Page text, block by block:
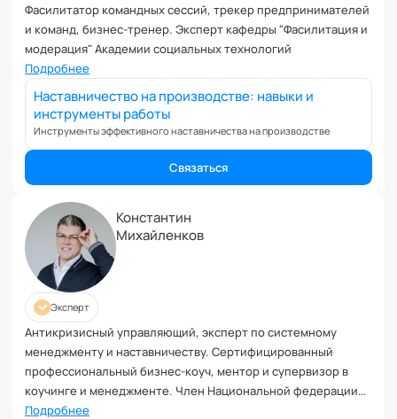
Формирование команд
Целеполагание и планирование
Эмоциональный интеллект
Фасилитатор командных сессий, трекер предпринимателей
и команд, бизнес-тренер. Эксперт кафедры "Фасилитация и
модерация" Академии социальных технологий
Подробнее
Наставничество на производстве: навыки и
инструменты работы
Инструменты эффективного наставничества на производстве
Связаться
Константин
Михайленков
Эксперт
Антикризисный управляющий, эксперт по системному
менеджменту и наставничеству. Сертифицированный
профессиональный бизнес-коуч, ментор и супервизор в
коучинге и менеджменте. Член Национальной федерации
профессиональных менторов и коучей. Эксперт Академии
Подробнее